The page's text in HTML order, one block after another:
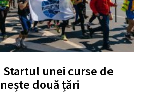
Startul unei curse de
două țări